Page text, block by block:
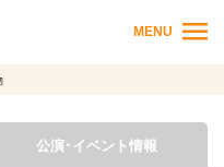
MENU
公演･イベント情報